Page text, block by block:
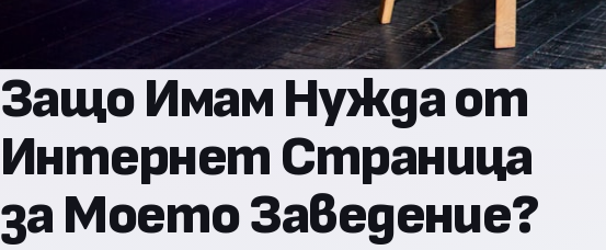
Защо Имам Нужда от
Интернет Страница
за Моето Заведение?